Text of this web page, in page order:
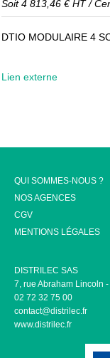
Soit4 813,46 € HT/
DTIO MODULAIRE 4
Lien externe
QUI SOMMES-NOUS ?
NOS AGENCES
CGV
MENTIONS LÉGALES
DISTRILEC SAS
7, rue Abraham Lincoln
02 72 32 75 00
contact@distrilec.fr
www.distrilec.fr